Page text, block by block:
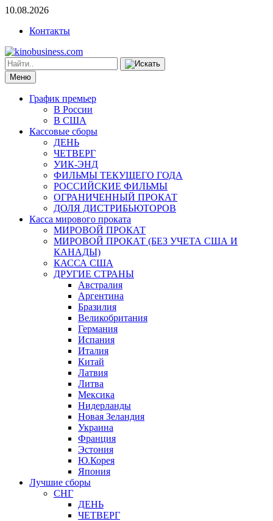
10.08.2026
Контакты
Меню
График премьер
В России
В США
Кассовые сборы
ДЕНЬ
ЧЕТВЕРГ
УИК-ЭНД
ФИЛЬМЫ ТЕКУЩЕГО ГОДА
РОССИЙСКИЕ ФИЛЬМЫ
ОГРАНИЧЕННЫЙ ПРОКАТ
ДОЛЯ ДИСТРИБЬЮТОРОВ
Касса мирового проката
МИРОВОЙ ПРОКАТ
МИРОВОЙ ПРОКАТ (БЕЗ УЧЕТА США И
КАНАДЫ)
КАССА США
ДРУГИЕ СТРАНЫ
Австралия
Аргентина
Бразилия
Великобритания
Германия
Испания
Италия
Китай
Латвия
Литва
Мексика
Нидерланды
Новая Зеландия
Украина
Франция
Эстония
Ю.Корея
Япония
Лучшие сборы
СНГ
ДЕНЬ
ЧЕТВЕРГ